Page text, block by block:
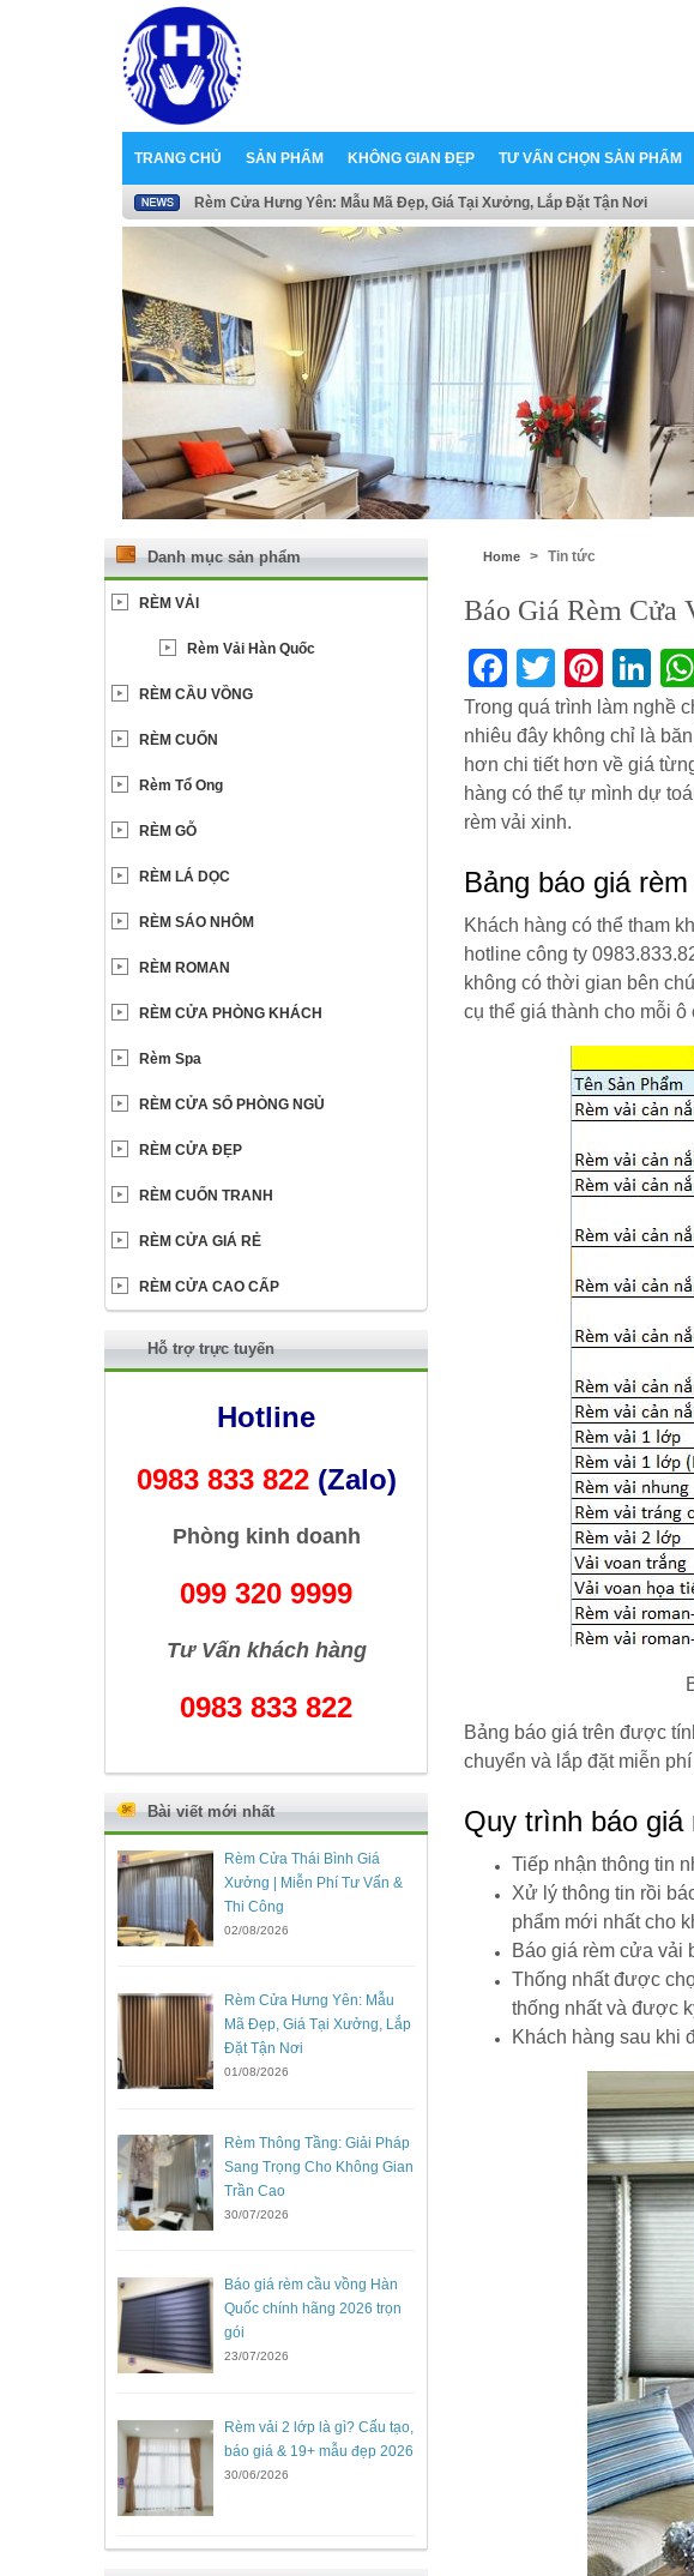
TRANG CHỦ SẢN PHẨM KHÔNG GIAN ĐẸP TƯ VẤN CHỌN SẢN PHẨM
Rèm Cửa Hưng Yên: Mẫu Mã Đẹp, Giá Tại Xưởng, Lắp Đặt Tận Nơi
Home Tin tức
Báo Giá Rèm
Facebook
Twitter
Trong quá trình làm nghề
nhiêu đây không chỉ là
hơn chi tiết hơn về giá
hàng có thể tự mình dự
rèm vải xinh.
Bảng báo giá
Khách hàng có thể tham
hotline công ty
không có thời gian bên
cụ thể giá thành cho mỗi
Bảng báo giá trên được
chuyển và lắp đặt miễn
Quy trình báo
Tiếp nhận thông tin
Xử lý thông tin rồi
phẩm mới nhất cho
Báo giá rèm cửa vải
Thống nhất được
thống nhất và được
Khách hàng sau khi
Danh mục sản phẩm
RÈM VẢI
Rèm Vải Hàn Quốc
RÈM CẦU VỒNG
RÈM CUỐN
Rèm Tổ Ong
RÈM GỖ
RÈM LÁ DỌC
RÈM SÁO NHÔM
RÈM ROMAN
RÈM CỬA PHÒNG KHÁCH
Rèm Spa
RÈM CỬA SỔ PHÒNG NGỦ
RÈM CỬA ĐẸP
RÈM CUỐN TRANH
RÈM CỬA GIÁ RẺ
RÈM CỬA CAO CẤP
Hỗ trợ trực tuyến
Hotline
0983 833 822 (Zalo)
Phòng kinh doanh
099 320 9999
Tư Vấn khách hàng
0983 833 822
Bài viết mới nhất
Rèm Cửa Thái Bình Giá
Xưởng | Miễn Phí Tư Vấn &
Thi Công
02/08/2026
Rèm Cửa Hưng Yên: Mẫu
Mã Đẹp, Giá Tại Xưởng, Lắp
Đặt Tận Nơi
01/08/2026
Rèm Thông Tầng: Giải Pháp
Sang Trọng Cho Không Gian
Trần Cao
30/07/2026
Báo giá rèm cầu vồng Hàn
Quốc chính hãng 2026 trọn
gói
23/07/2026
Rèm vải 2 lớp là gì? Cấu tạo,
báo giá & 19+ mẫu đẹp 2026
30/06/2026